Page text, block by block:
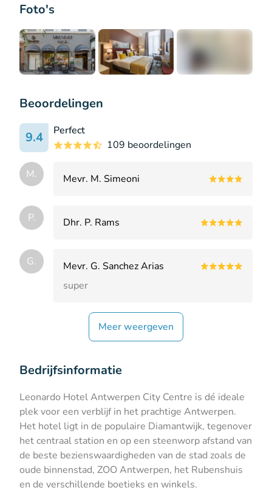
Foto's
Beoordelingen
9.4
Perfect
109 beoordelingen
M. Mevr. M. Simeoni
P. Dhr. P. Rams
G.
Mevr. G. Sanchez Arias
super
Meer weergeven
Bedrijfsinformatie
Leonardo Hotel Antwerpen City Centre is dé ideale
plek voor een verblijf in het prachtige Antwerpen.
Het hotel ligt in de populaire Diamantwijk, tegenover
het centraal station en op een steenworp afstand van
de beste bezienswaardigheden van de stad zoals de
oude binnenstad, ZOO Antwerpen, het Rubenshuis
en de verschillende boetieks en winkels.